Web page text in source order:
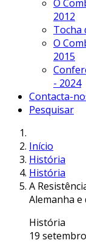
O
2012
Tocha
O
2015
- 2024
Contacta-
Pesquisar
Início
História
História
A
Alemanha e
História
19